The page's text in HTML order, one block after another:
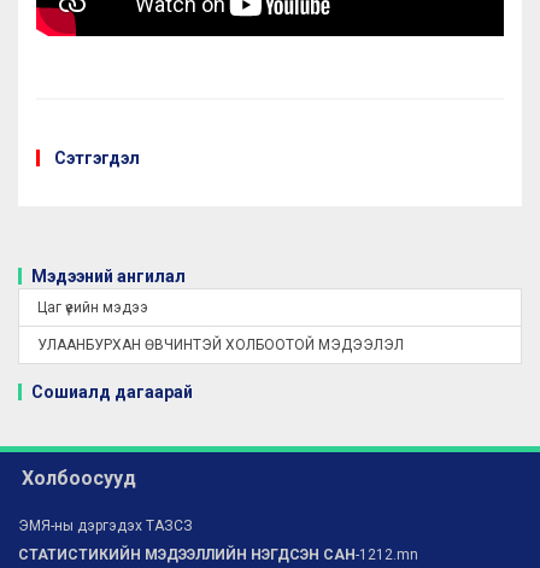
Сэтгэгдэл
Мэдээний ангилал
Цаг үеийн мэдээ
УЛААНБУРХАН ӨВЧИНТЭЙ ХОЛБООТОЙ МЭДЭЭЛЭЛ
Сошиалд дагаарай
Холбоосууд
ЭМЯ-ны дэргэдэх ТАЗСЗ
СТАТИСТИКИЙН МЭДЭЭЛЛИЙН НЭГДСЭН САН-1212.mn